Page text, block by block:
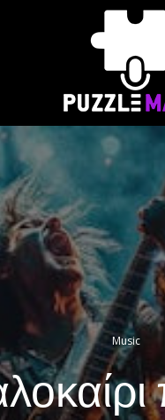
Music